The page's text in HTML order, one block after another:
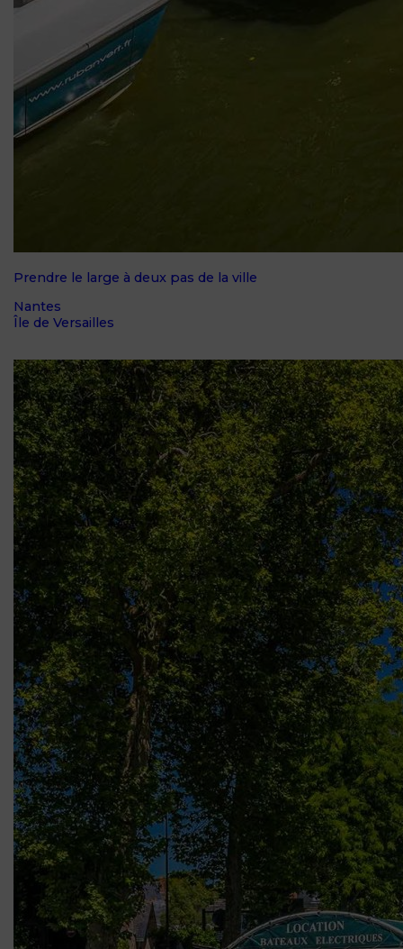
Prendre le large à deux pas de la ville
Nantes
Île de Versailles